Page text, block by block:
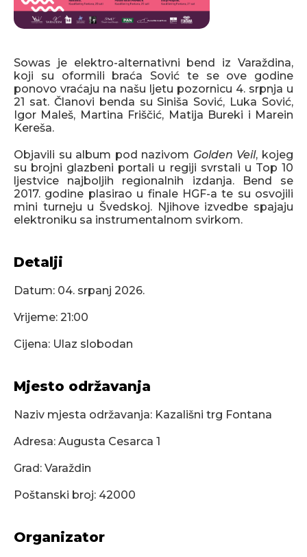
Sowas je elektro-alternativni bend iz Varaždina,
koji su oformili braća Sović te se ove godine
ponovo vraćaju na našu ljetu pozornicu 4. srpnja u
21 sat. Članovi benda su Siniša Sović, Luka Sović,
Igor Maleš, Martina Friščić, Matija Bureki i Marein
Kereša.
Objavili su album pod nazivom Golden Veil, kojeg
su brojni glazbeni portali u regiji svrstali u Top 10
ljestvice najboljih regionalnih izdanja. Bend se
2017. godine plasirao u finale HGF-a te su osvojili
mini turneju u Švedskoj. Njihove izvedbe spajaju
elektroniku sa instrumentalnom svirkom.
Detalji
Datum: 04. srpanj 2026.
Vrijeme: 21:00
Cijena: Ulaz slobodan
Mjesto održavanja
Naziv mjesta održavanja: Kazališni trg Fontana
Adresa: Augusta Cesarca 1
Grad: Varaždin
Poštanski broj: 42000
Organizator